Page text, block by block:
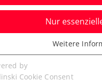
in
Nur
Cookies werden
benötigt. Dadurch
Weitere
by
Cookie Consent